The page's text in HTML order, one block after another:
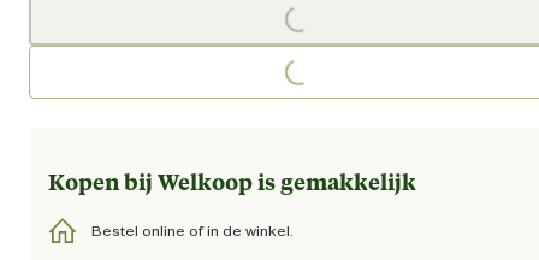
Loading...
Loading...
Kopen bij Welkoop is gemakkelijk
Bestel online of in de winkel.